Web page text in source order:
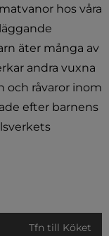
hos våra
äter många av
andra vuxna
och råvaror inom
efter barnens
Tfn till Köket